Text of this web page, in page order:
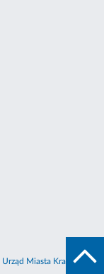
Urząd Miasta Krakowa